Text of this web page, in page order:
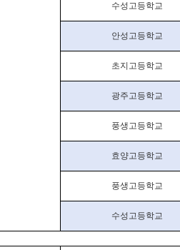
수성고등학교
안성고등학교
초지고등학교
광주고등학교
풍생고등학교
효양고등학교
풍생고등학교
수성고등학교